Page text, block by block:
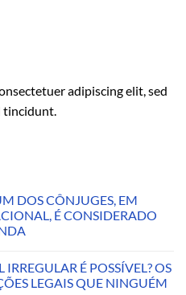
adipiscing elit, sed
tincidunt.
DOS CÔNJUGES, EM
É CONSIDERADO
É POSSÍVEL? OS
LEGAIS QUE NINGUÉM